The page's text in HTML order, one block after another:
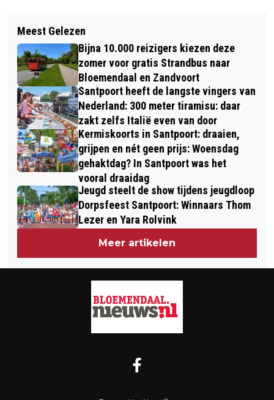
UIT JE HOOFD, IN JE LIJF! VANUIT
STRESS SNEL IN EEN POSITIEVERE
STAAT
KUNSTEXPOSITIE ‘WARM NEST’ IN
ONTMOETINGSCENTRUM
ZANDSTROOM ZANDVOORT
Meest Gelezen
Bijna 10.000 reizigers kiezen deze
zomer voor gratis Strandbus naar
Bloemendaal en Zandvoort
Santpoort heeft de langste vingers van
Nederland: 300 meter tiramisu: daar
zakt zelfs Italië even van door
Kermiskoorts in Santpoort: draaien,
grijpen en nét geen prijs: Woensdag
gehaktdag? In Santpoort was het
vooral draaidag
Jeugd steelt de show tijdens jeugdloop
Dorpsfeest Santpoort: Winnaars Thom
Lezer en Yara Rolvink
Meer artikelen